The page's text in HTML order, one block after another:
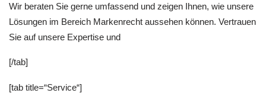
Wir beraten Sie gerne umfassend und zeigen Ihnen, wie unsere
Lösungen im Bereich Markenrecht aussehen können. Vertrauen
Sie auf unsere Expertise und
[/tab]
[tab title=“Service“]